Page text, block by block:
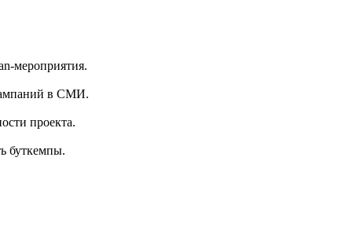
мероприятия.
в СМИ.
проекта.
буткемпы.